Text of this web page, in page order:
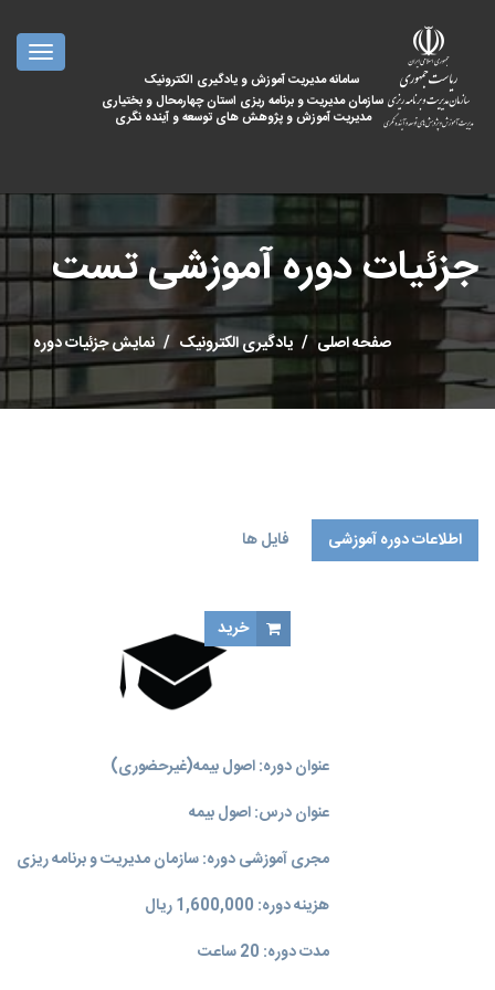
سامانه مدیریت آموزش و یادگیری الکترونیک
سازمان مدیریت و برنامه ریزی استان چهارمحال و بختیاری
مدیریت آموزش و پژوهش های توسعه و آینده نگری
جزئیات دوره آموزشی تست
صفحه اصلی یادگیری الکترونیک نمایش جزئیات دوره
اطلاعات دوره آموزشی فایل ها
عنوان دوره: اصول بیمه(غیرحضوری)
عنوان درس: اصول بیمه
مجری آموزشی دوره: سازمان مدیریت و برنامه‌ ریزی
هزینه دوره: 1,600,000 ریال
مدت دوره: 20 ساعت
خرید